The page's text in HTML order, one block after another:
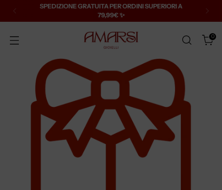
SPEDIZIONE GRATUITA PER ORDINI SUPERIORI A
79,99€ ✨
0